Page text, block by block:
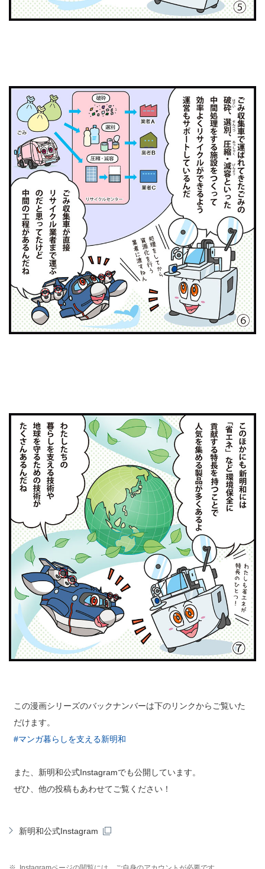
この漫画シリーズのバックナンバーは下のリンクからご覧いた
だけます。
#マンガ暮らしを支える新明和
また、新明和公式Instagramでも公開しています。
ぜひ、他の投稿もあわせてご覧ください！
新明和公式Instagram